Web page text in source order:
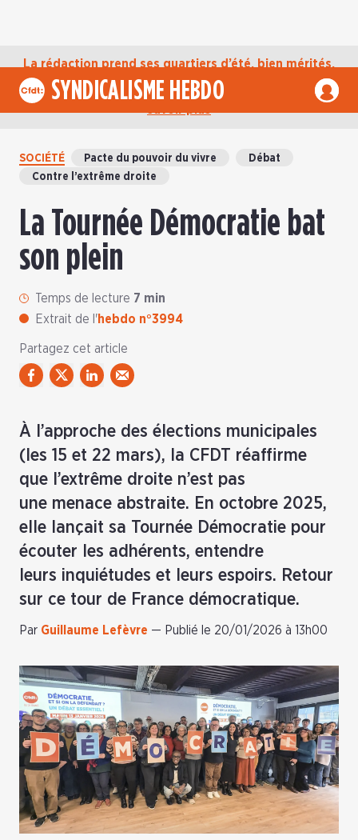
La rédaction prend ses quartiers d’été, bien mérités,
jusqu’au mardi 1er septembre. D’ici là, retrouvez
l’actualité de la CFDT sur notre compte Bluesky. En
SYNDICALISME HEBDO
SOCIÉTÉ Pacte du pouvoir du vivre
Débat
Contre l’extrême droite
La Tournée Démocratie bat
son plein
Temps de lecture 7 min
Extrait de l'hebdo n°3994
Partagez cet article
À l’approche des élections municipales
(les 15 et 22 mars), la CFDT réaffirme
que l’extrême droite n’est pas
une menace abstraite. En octobre 2025,
elle lançait sa Tournée Démocratie pour
écouter les adhérents, entendre
leurs inquiétudes et leurs espoirs. Retour
sur ce tour de France démocratique.
Par Guillaume Lefèvre — Publié le 20/01/2026 à 13h00